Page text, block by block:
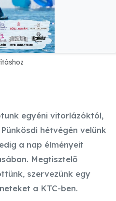
egyéni vitorlázóktól,
hétvégén velünk
a nap élményeit
Megtisztelő
szervezünk egy
a KTC-ben.